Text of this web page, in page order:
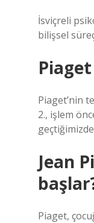
İsviçreli
bilişsel
Piaget’nin
2., işlem
Jean
Piaget,